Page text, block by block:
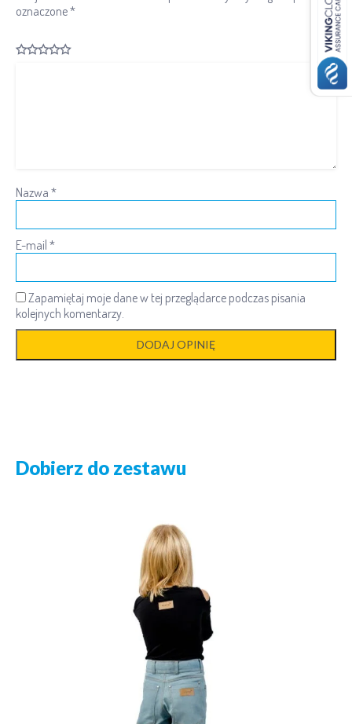
oznaczone*
Nazwa *
E-mail *
Zapamiętaj moje dane w tej przeglądarce podczas pisania
kolejnych komentarzy.
Dobierz do zestawu